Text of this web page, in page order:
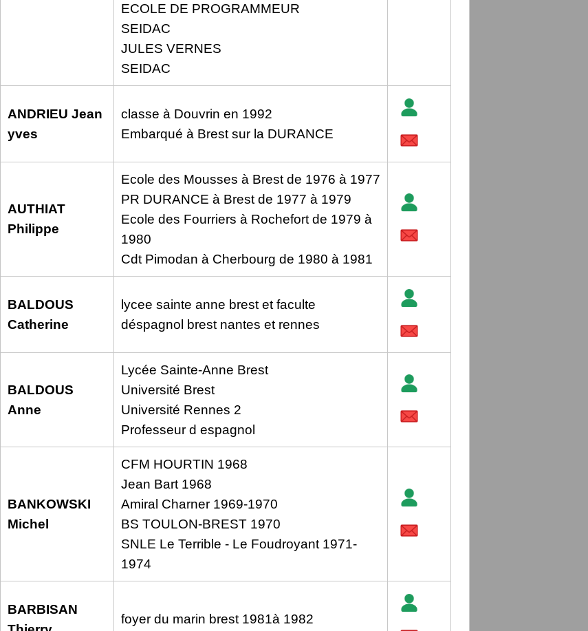
ECOLE DE PROGRAMMEUR
SEIDAC
JULES VERNES
SEIDAC
ANDRIEU Jean
yves
classe à Douvrin en 1992
Embarqué à Brest sur la DURANCE
AUTHIAT
Philippe
Ecole des Mousses à Brest de 1976 à 1977
PR DURANCE à Brest de 1977 à 1979
Ecole des Fourriers à Rochefort de 1979 à
1980
Cdt Pimodan à Cherbourg de 1980 à 1981
BALDOUS
Catherine
lycee sainte anne brest et faculte
déspagnol brest nantes et rennes
BALDOUS
Anne
Lycée Sainte-Anne Brest
Université Brest
Université Rennes 2
Professeur d espagnol
BANKOWSKI
Michel
CFM HOURTIN 1968
Jean Bart 1968
Amiral Charner 1969-1970
BS TOULON-BREST 1970
SNLE Le Terrible - Le Foudroyant 1971-
1974
BARBISAN
foyer du marin brest 1981à 1982